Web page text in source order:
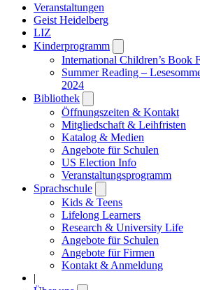
Veranstaltungen
Geist Heidelberg
LIZ
Kinderprogramm
submenu
International Children’s Book
Summer Reading –
2024
Bibliothek
submenu
Öffnungszeiten & Kontakt
Mitgliedschaft & Leihfristen
Katalog & Medien
Angebote für Schulen
US Election Info
Veranstaltungsprogramm
Sprachschule
submenu
Kids & Teens
Lifelong Learners
Research & University Life
Angebote für Schulen
Angebote für Firmen
Kontakt & Anmeldung
|